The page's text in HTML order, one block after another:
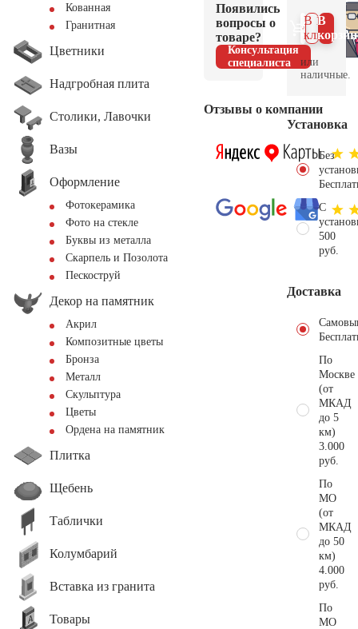
Кованная
Гранитная
Цветники
Надгробная плита
Столики, Лавочки
Вазы
Оформление
Фотокерамика
Фото на стекле
Буквы из металла
Скарпель и Позолота
Пескоструй
Декор на памятник
Акрил
Композитные цветы
Бронза
Металл
Скульптура
Цветы
Ордена на памятник
Плитка
Щебень
Таблички
Колумбарий
Вставка из гранита
Товары
Появились
вопросы о
товаре?
Консультация
специалиста
Отзывы о компании
В
В 1
клик
или
наличные.
Установка
Без
С
500
руб.
Доставка
По
Москве
(от
МКАД
до 5
км)
3.000
руб.
По
МО
(от
МКАД
до 50
км)
4.000
руб.
По
МО